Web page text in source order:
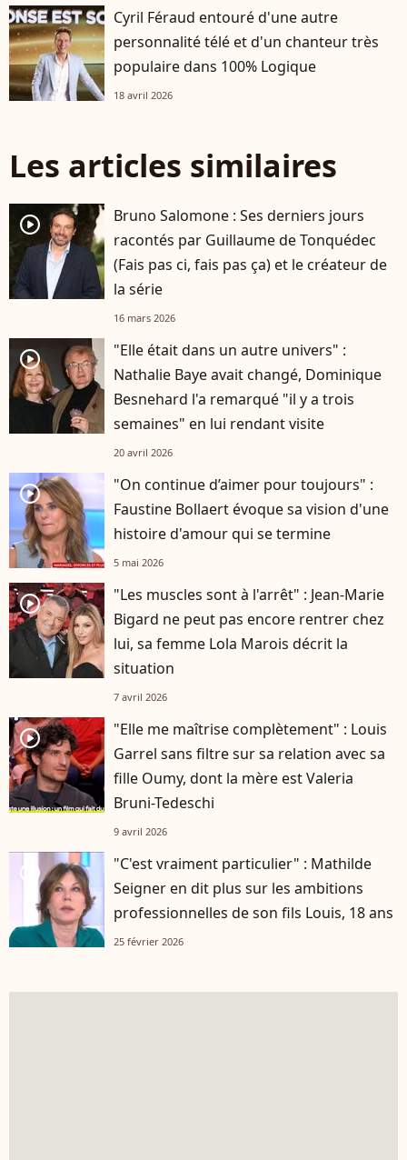
Cyril Féraud entouré d'une autre
personnalité télé et d'un chanteur très
populaire dans 100% Logique
18 avril 2026
Les articles similaires
player2
Bruno Salomone : Ses derniers jours
racontés par Guillaume de Tonquédec
(Fais pas ci, fais pas ça) et le créateur de
la série
16 mars 2026
player2
"Elle était dans un autre univers" :
Nathalie Baye avait changé, Dominique
Besnehard l'a remarqué "il y a trois
semaines" en lui rendant visite
20 avril 2026
player2
"On continue d’aimer pour toujours" :
Faustine Bollaert évoque sa vision d'une
histoire d'amour qui se termine
5 mai 2026
player2
"Les muscles sont à l'arrêt" : Jean-Marie
Bigard ne peut pas encore rentrer chez
lui, sa femme Lola Marois décrit la
situation
7 avril 2026
player2
"Elle me maîtrise complètement" : Louis
Garrel sans filtre sur sa relation avec sa
fille Oumy, dont la mère est Valeria
Bruni-Tedeschi
9 avril 2026
player2
"C'est vraiment particulier" : Mathilde
Seigner en dit plus sur les ambitions
professionnelles de son fils Louis, 18 ans
25 février 2026